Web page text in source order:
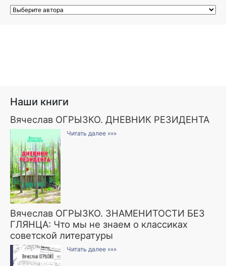
Наши книги
Вячеслав ОГРЫЗКО. ДНЕВНИК РЕЗИДЕНТА
Читать далее »»»
Вячеслав ОГРЫЗКО. ЗНАМЕНИТОСТИ БЕЗ
ГЛЯНЦА: Что мы не знаем о классиках
советской литературы
Читать далее »»»